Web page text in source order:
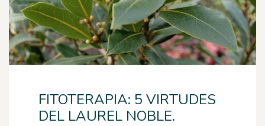
FITOTERAPIA: 5 VIRTUDES
DEL LAUREL NOBLE.